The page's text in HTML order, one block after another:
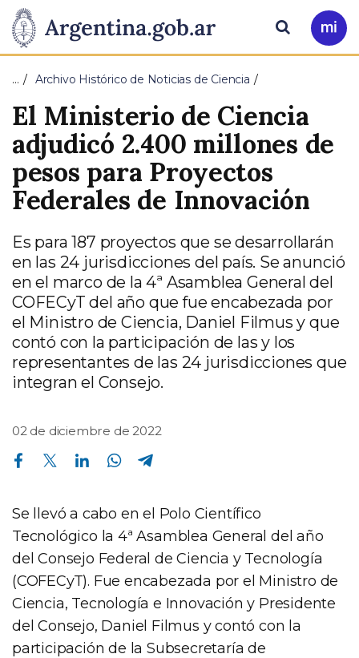
Presidencia
de
la
Nación
Pasar al contenido principal
Ir
a
Buscar
… Archivo Histórico de Noticias de Ciencia
El Ministerio de Ciencia
adjudicó 2.400 millones de
pesos para Proyectos
Federales de Innovación
Es para 187 proyectos que se desarrollarán
en las 24 jurisdicciones del país. Se anunció
en el marco de la 4ª Asamblea General del
COFECyT del año que fue encabezada por
el Ministro de Ciencia, Daniel Filmus y que
contó con la participación de las y los
representantes de las 24 jurisdicciones que
integran el Consejo.
02 de diciembre de 2022
Compartir en Facebook Compartir en Twitter Compartir en Linkedin Compartir en Whatsapp
Se llevó a cabo en el Polo Científico
Tecnológico la 4ª Asamblea General del año
del Consejo Federal de Ciencia y Tecnología
(COFECyT). Fue encabezada por el Ministro de
Ciencia, Tecnología e Innovación y Presidente
del Consejo, Daniel Filmus y contó con la
participación de la Subsecretaría de